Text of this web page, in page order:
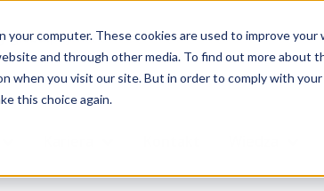
your computer. These cookies are used to improve
and through other media. To find out more about
when you visit our site. But in order to comply with
this choice again.